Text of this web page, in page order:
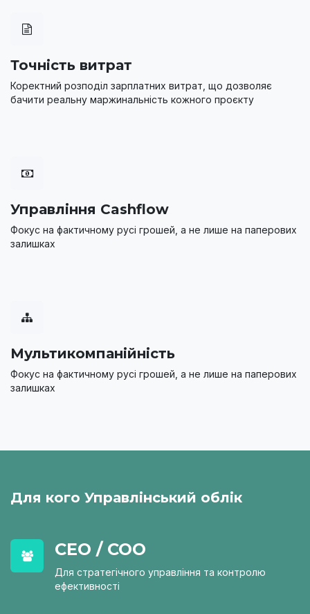
Точність витрат
Коректний розподіл зарплатних витрат, що дозволяє
бачити реальну маржинальність кожного проєкту
Управління Cashflow
Фокус на фактичному русі грошей, а не лише на паперових
залишках
Мультикомпанійність
Фокус на фактичному русі грошей, а не лише на паперових
залишках
Для кого Управлінський облік
CEO / COO
Для стратегічного управління та контролю
ефективності